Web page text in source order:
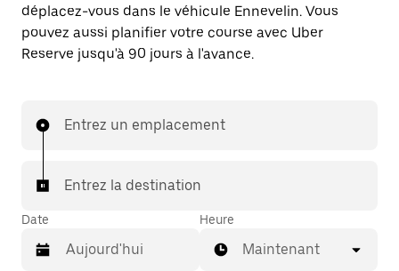
déplacez-vous dans le véhicule Ennevelin. Vous
pouvez aussi planifier votre course avec Uber
Reserve jusqu'à 90 jours à l'avance.
Entrez un emplacement
Entrez la destination
Date Heure
Maintenant